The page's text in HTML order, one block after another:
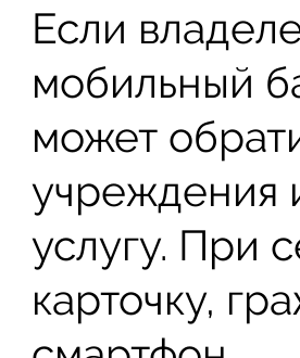
Если
мобильный
может
учреждения
услугу. При
карточку,